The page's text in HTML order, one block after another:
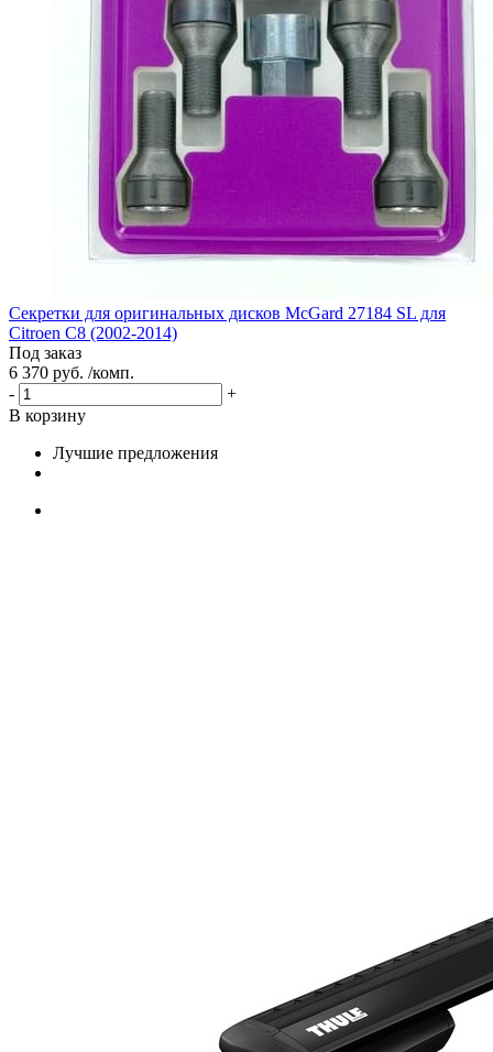
Секретки для оригинальных дисков McGard 27184 SL для
Citroen C8 (2002-2014)
Под заказ
6 370 руб. /комп.
-
+
В корзину
Лучшие предложения